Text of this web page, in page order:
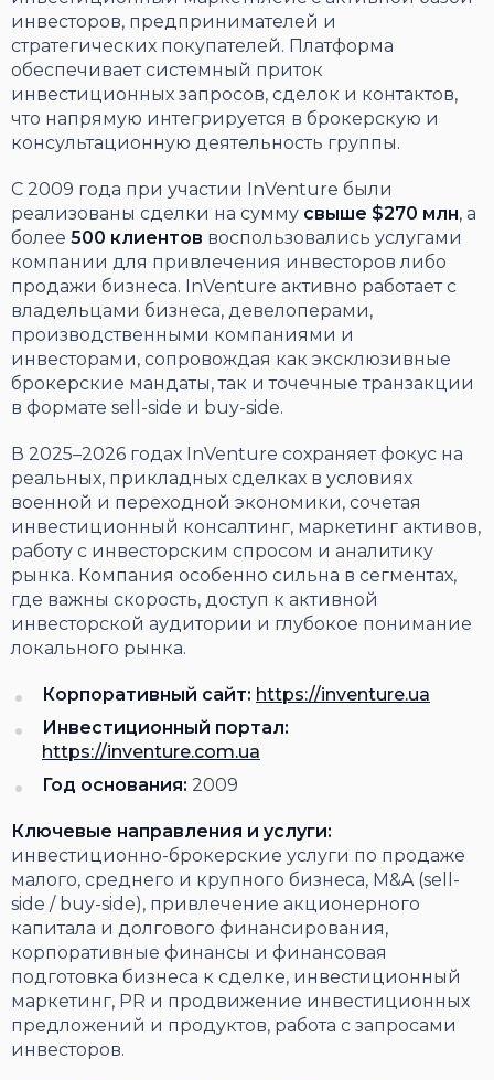
инвесторов, предпринимателей и
стратегических покупателей. Платформа
обеспечивает системный приток
инвестиционных запросов, сделок и контактов,
что напрямую интегрируется в брокерскую и
консультационную деятельность группы.
С 2009 года при участии InVenture были
реализованы сделки на сумму свыше $270 млн, а
более 500 клиентов воспользовались услугами
компании для привлечения инвесторов либо
продажи бизнеса. InVenture активно работает с
владельцами бизнеса, девелоперами,
производственными компаниями и
инвесторами, сопровождая как эксклюзивные
брокерские мандаты, так и точечные транзакции
в формате sell-side и buy-side.
В 2025–2026 годах InVenture сохраняет фокус на
реальных, прикладных сделках в условиях
военной и переходной экономики, сочетая
инвестиционный консалтинг, маркетинг активов,
работу с инвесторским спросом и аналитику
рынка. Компания особенно сильна в сегментах,
где важны скорость, доступ к активной
инвесторской аудитории и глубокое понимание
локального рынка.
Корпоративный сайт: https://inventure.ua
Инвестиционный портал:
https://inventure.com.ua
Год основания: 2009
Ключевые направления и услуги:
инвестиционно-брокерские услуги по продаже
малого, среднего и крупного бизнеса, M&A (sell-
side / buy-side), привлечение акционерного
капитала и долгового финансирования,
корпоративные финансы и финансовая
подготовка бизнеса к сделке, инвестиционный
маркетинг, PR и продвижение инвестиционных
предложений и продуктов, работа с запросами
инвесторов.